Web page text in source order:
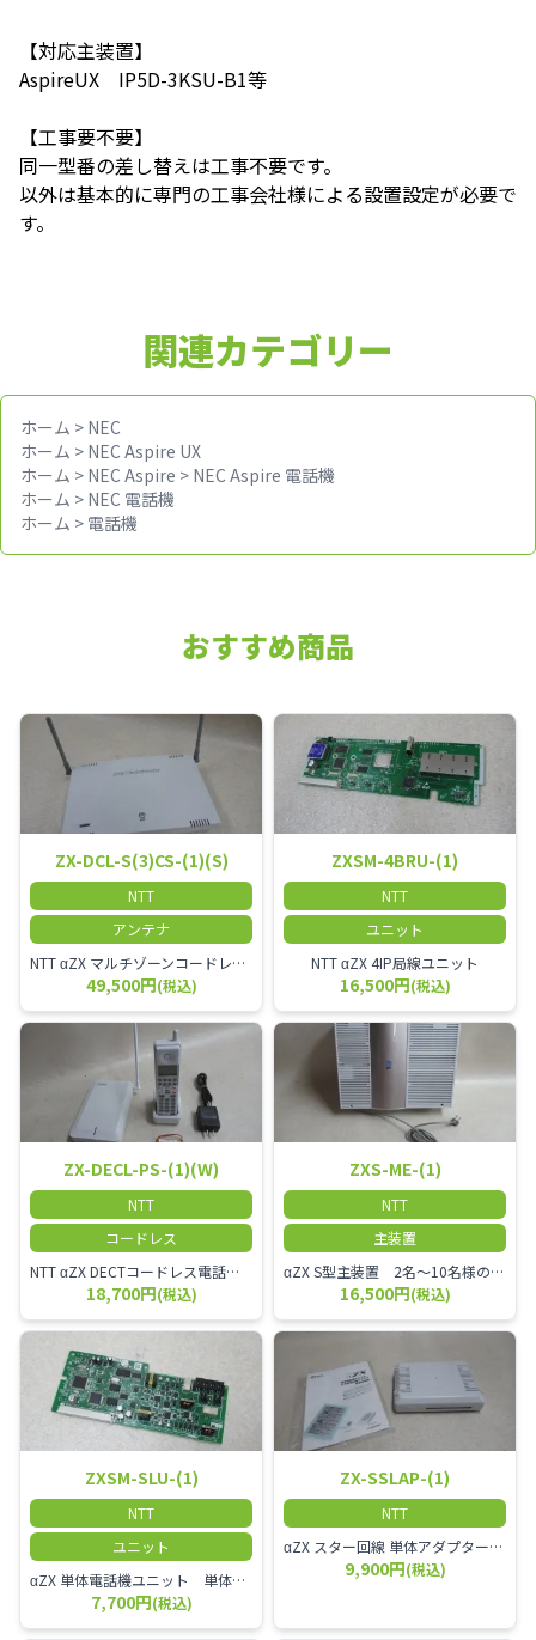
【対応主装置】
AspireUX IP5D-3KSU-B1等
【工事要不要】
同一型番の差し替えは工事不要です。
以外は基本的に専門の工事会社様による設置設定が必要で
す。
関連カテゴリー
ホーム > NEC
ホーム > NEC Aspire UX
ホーム > NEC Aspire > NEC Aspire 電話機
ホーム > NEC 電話機
ホーム > 電話機
おすすめ商品
ZX-DCL-S(3)CS-(1)(S)
NTT
アンテナ
NTT αZX マルチゾーンコードレススター増設アンテナ
49,500円(税込)
ZXSM-4BRU-(1)
NTT
ユニット
NTT αZX 4IP局線ユニット
16,500円(税込)
ZX-DECL-PS-(1)(W)
NTT
コードレス
NTT αZX DECTコードレス電話機 電波方式がDECTで、 防水機能（IPX4:あらゆる方向からの水の飛まつを受けても有害な影響を受けない。)を備えた 接続装置と子機の一対シングルゾーンコードレスです。
18,700円(税込)
ZXS-ME-(1)
NTT
主装置
αZX S型主装置 2名～10名様のオフィスに適しております。
16,500円(税込)
ZXSM-SLU-(1)
NTT
ユニット
αZX 単体電話機ユニット 単体電話機、複合機、ドアホン等、 2台分収容可能にするユニット
7,700円(税込)
ZX-SSLAP-(1)
NTT
αZX スター回線 単体アダプター 受付電話機、ドアホン、FAX等を1台収容できる装置です。
9,900円(税込)